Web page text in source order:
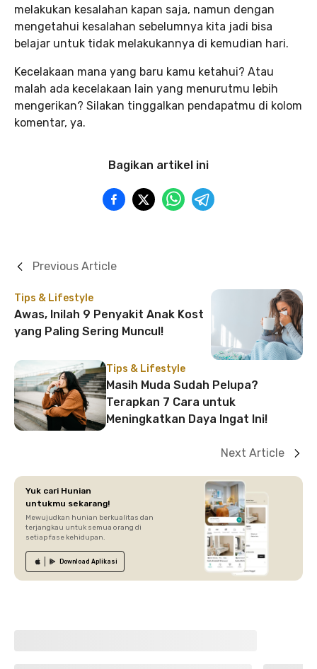
melakukan kesalahan kapan saja, namun dengan
mengetahui kesalahan sebelumnya kita jadi bisa
belajar untuk tidak melakukannya di kemudian hari.
Kecelakaan mana yang baru kamu ketahui? Atau
malah ada kecelakaan lain yang menurutmu lebih
mengerikan? Silakan tinggalkan pendapatmu di kolom
komentar, ya.
Bagikan artikel ini
Tips & Lifestyle
Awas, Inilah 9 Penyakit Anak Kost
yang Paling Sering Muncul!
Previous Article
Tips & Lifestyle
Masih Muda Sudah Pelupa?
Terapkan 7 Cara untuk
Meningkatkan Daya Ingat Ini!
Next Article
Yuk cari Hunian
untukmu sekarang!
Mewujudkan hunian berkualitas dan
terjangkau untuk semua orang di
setiap fase kehidupan.
Download Aplikasi